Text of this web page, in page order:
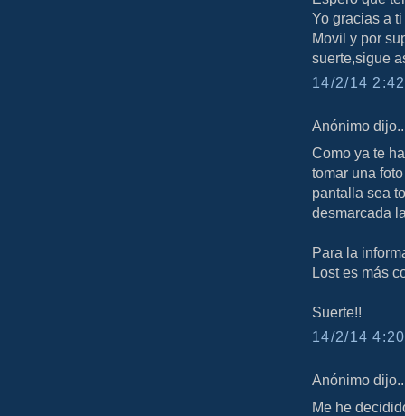
Yo gracias a
Movil y por
suerte,sigue
14/2/14
Anónimo
Como ya te
tomar una
pantalla sea
desmarcada
Para la
Lost es más
Suerte!!
14/2/14
Anónimo
Me he